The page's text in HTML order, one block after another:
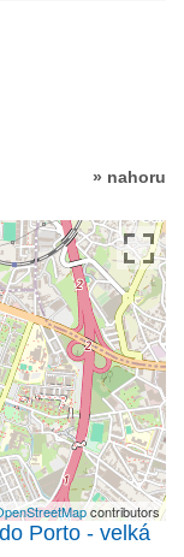
» nahoru
contributors
Porto - velká